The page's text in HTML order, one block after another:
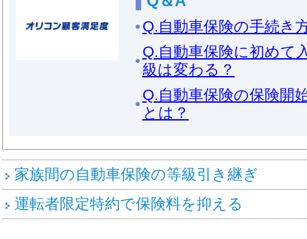
Q.自動車保険の手続き
Q.自動車保険に初めて
級は変わる？
Q.自動車保険の保険開
とは？
家族間の自動車保険の等級引き継ぎ
運転者限定特約で保険料を抑える